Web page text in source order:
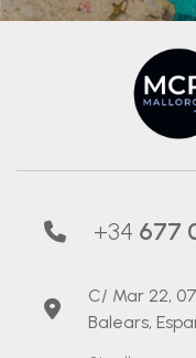
+34 677
C/ Mar 22,
Balears,